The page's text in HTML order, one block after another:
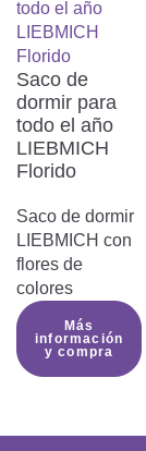
Aquí
de uso
PDF
Saco de
dormir para
todo el año
LIEBMICH
Florido
Saco de dormir
LIEBMICH con
flores de
colores
Más
información
y compra